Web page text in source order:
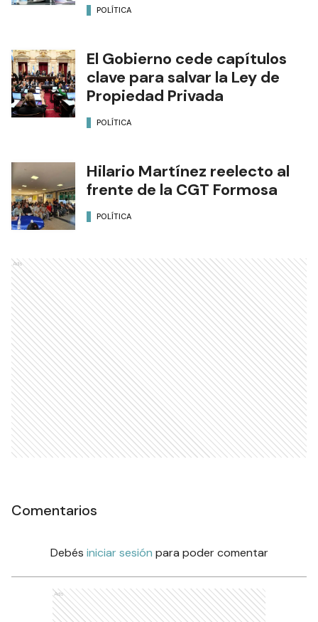
POLÍTICA
El Gobierno cede capítulos
clave para salvar la Ley de
Propiedad Privada
POLÍTICA
Hilario Martínez reelecto al
frente de la CGT Formosa
POLÍTICA
Ads
Comentarios
Debés iniciar sesión para poder comentar
Ads